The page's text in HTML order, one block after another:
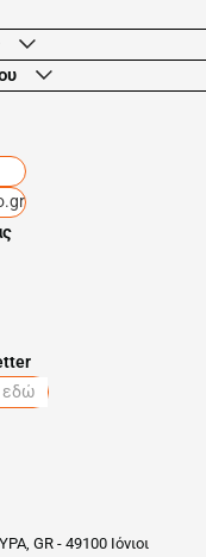
GR - 49100 Ιόνιοι